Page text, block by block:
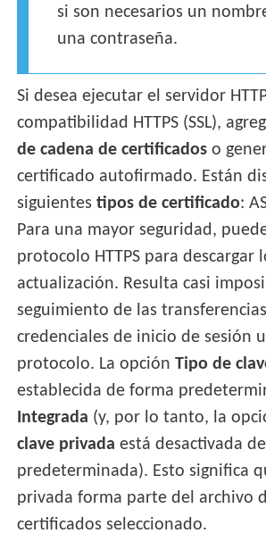
si son necesarios un
una contraseña.
Si desea ejecutar el servidor
compatibilidad HTTPS (SSL),
de cadena de certificados o
certificado autofirmado. Están
siguientestipos de certificado:
Para una mayor seguridad,
protocolo HTTPS para descargar
actualización. Resulta casi
seguimiento de las
credenciales de inicio de sesión
protocolo. La opciónTipo de
establecida de forma
Integrada (y, por lo tanto, la
clave privada está desactivada
predeterminada). Esto significa
privada forma parte del archivo
certificados seleccionado.